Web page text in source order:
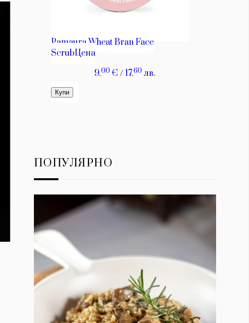
ПОПУЛЯРНО